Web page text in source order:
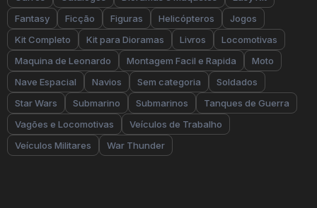
Fantasy
Ficção Figuras Helicópteros
Jogos
Kit Completo
Kit para Dioramas Livros
Locomotivas
Maquina de Leonardo
Montagem Facil e Rapida
Moto
Nave Espacial
Navios Sem categoria
Soldados
Star Wars
Submarino Submarinos
Tanques de Guerra
Vagões e Locomotivas
Veículos de Trabalho
Veículos Militares
War Thunder